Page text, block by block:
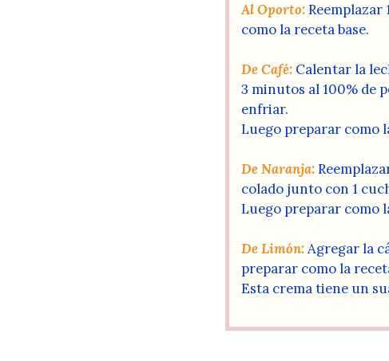
Al Oporto:
como la receta base.
De Café: Calentar la
3 minutos al 100% de
enfriar.
Luego preparar como
De Naranja:
colado junto con 1
Luego preparar como
De Limón:Agregar la
preparar como la
Esta crema tiene un